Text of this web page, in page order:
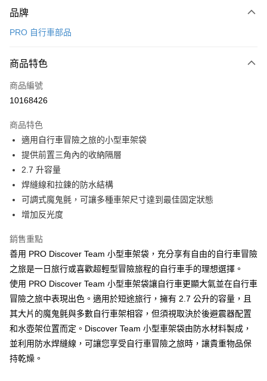
信用卡一次付款
3 期 0 利率 每期
合作金庫商業銀行
上海商業儲蓄銀行
臺灣中小企業銀行
匯豐（台灣）商業銀行
華泰商業銀行
聯邦商業銀行
元大商業銀行
玉山商業銀行
台灣樂天信用卡公司
合作金庫商業銀行
上海商業儲蓄銀行
國泰世華商業銀行
兆豐國際商業銀行
匯豐（台灣）商業銀行
聯邦商業銀行
元大商業銀行
玉山商業銀行
星展（台灣）商業銀行
台新國際商業銀行
LINE Pay
Apple Pay
悠遊付
Google Pay
全盈+PAY
ATM付款
運送方式
7-11取貨(快速到店)
每筆NT$100，滿NT$1,000(含以上)免運費
新竹貨運
每筆NT$100，滿NT$1,000(含以上)免運費
免運費
品牌
PRO 自行車部品
商品特色
商品編號
10168426
商品特色
適用自行車冒險之旅的小型車架袋
提供前置三角內的收納隔層
2.7 升容量
焊縫線和拉鍊的防水結構
可調式魔鬼氈，可讓多種車架尺寸達到最佳固定狀態
增加反光度
銷售重點
善用 PRO Discover Team 小型車架袋，充分享有自由的自行車冒險
之旅是一日旅行或喜歡超輕型冒險旅程的自行車手的理想選擇。
使用 PRO Discover Team 小型車架袋讓自行車更顯大氣並在自行車
冒險之旅中表現出色。適用於短途旅行，擁有 2.7 公升的容量，且
其大片的魔鬼氈與多數自行車架相容，但須視取決於後避震器配置
和水壺架位置而定。Discover Team 小型車架袋由防水材料製成，
並利用防水焊縫線，可讓您享受自行車冒險之旅時，讓貴重物品保
持乾燥。